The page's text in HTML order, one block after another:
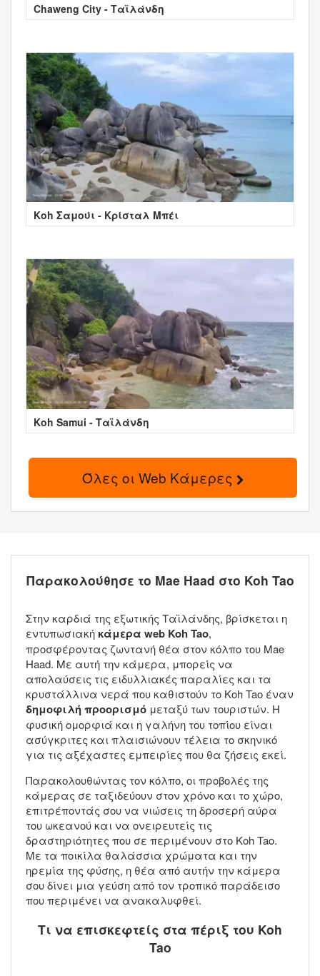
Chaweng City - Ταϊλάνδη
Κοh Σαμούι - Κρίσταλ Μπέι
Koh Samui - Ταϊλάνδη
Όλες οι Web Κάμερες
Παρακολούθησε το Mae Haad στο Koh Tao
Στην καρδιά της εξωτικής Ταϊλάνδης, βρίσκεται η
εντυπωσιακήκάμερα web Koh Tao,
προσφέροντας ζωντανή θέα στον κόλπο του Mae
Haad. Με αυτή την κάμερα, μπορείς να
απολαύσεις τις ειδυλλιακές παραλίες και τα
κρυστάλλινα νερά που καθιστούν το Koh Tao έναν
δημοφιλή προορισμό μεταξύ των τουριστών. Η
φυσική ομορφιά και η γαλήνη του τοπίου είναι
ασύγκριτες και πλαισιώνουν τέλεια το σκηνικό
για τις αξέχαστες εμπειρίες που θα ζήσεις εκεί.
Παρακολουθώντας τον κόλπο, οι προβολές της
κάμερας σε ταξιδεύουν στον χρόνο και το χώρο,
επιτρέποντάς σου να νιώσεις τη δροσερή αύρα
του ωκεανού και να ονειρευτείς τις
δραστηριότητες που σε περιμένουν στο Koh Tao.
Με τα ποικίλα θαλάσσια χρώματα και την
ηρεμία της φύσης, η θέα από αυτήν την κάμερα
σου δίνει μια γεύση από τον τροπικό παράδεισο
που περιμένει να ανακαλυφθεί.
Τι να επισκεφτείς στα πέριξ του Koh
Tao